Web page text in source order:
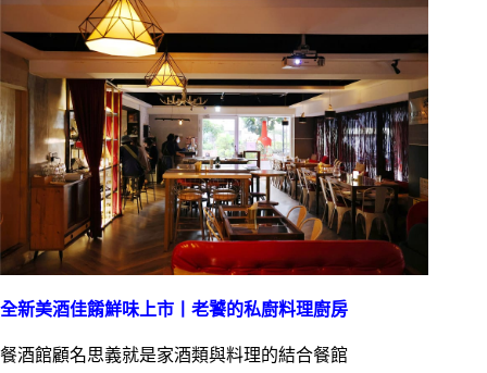
全新美酒佳餚鮮味上市丨老饕的私廚料理廚房
餐酒館顧名思義就是家酒類與料理的結合餐館